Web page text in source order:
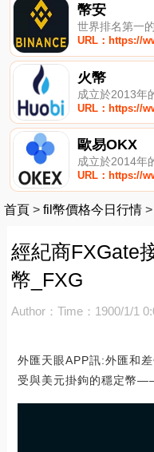
幣安
世界排名第一
URL：https://
火幣
成立於2013年
URL：https://
歐易OKX
成立於2014年
URL：https://
首頁 > fil幣價格今日行情 >
經紀商FXGate
幣_FXG
Author： Time：1900/1/1
外匯天眼APP訊:外匯和
受與美元掛鉤的穩定幣